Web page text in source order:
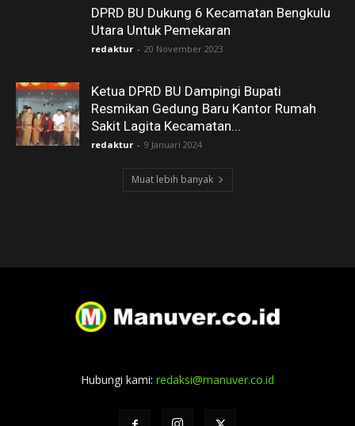
DPRD BU Dukung 6 Kecamatan Bengkulu
Utara Untuk Pemekaran
redaktur - 20 November 2023
Ketua DPRD BU Dampingi Bupati
Resmikan Gedung Baru Kantor Rumah
Sakit Lagita Kecamatan...
redaktur - 9 Januari 2024
Muat lebih banyak
Hubungi kami: redaksi@manuver.co.id